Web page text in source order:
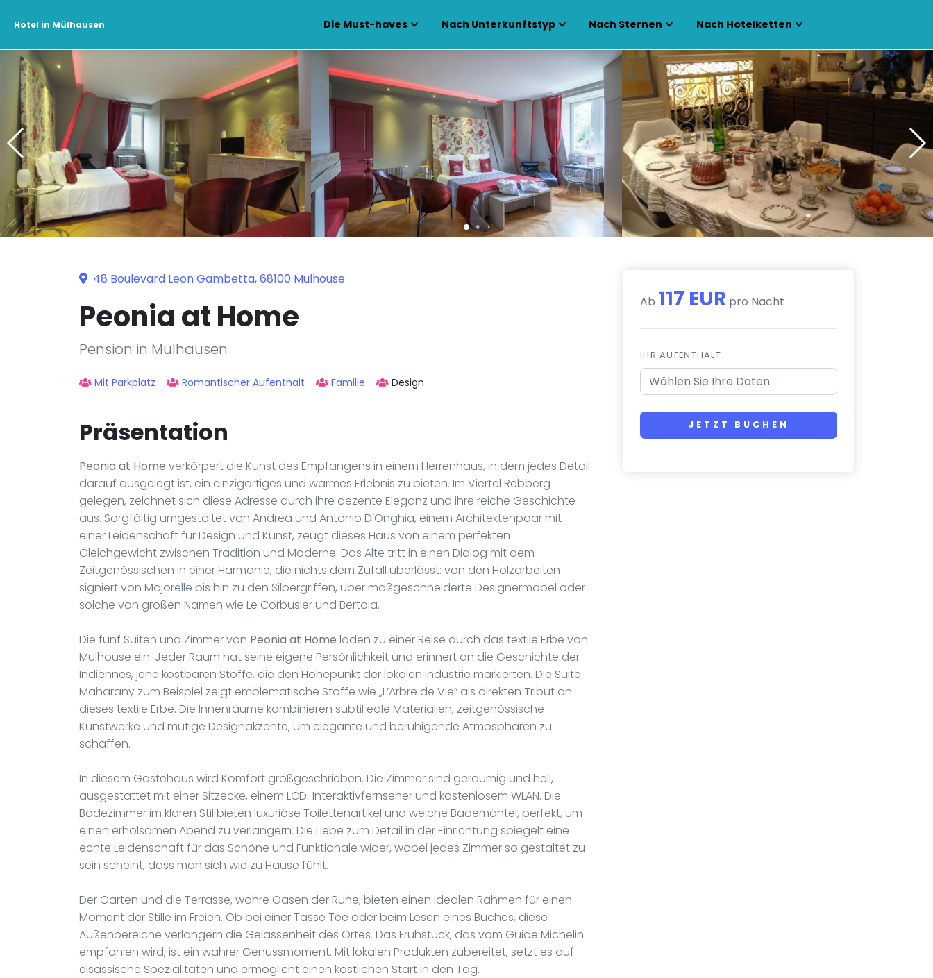
Hotel in Mülhausen Die Must-haves Nach Unterkunftstyp Nach Sternen Nach Hotelketten
48 Boulevard Leon Gambetta, 68100 Mulhouse
Peonia at Home
Pension in Mülhausen
Mit Parkplatz Romantischer Aufenthalt Familie Design
Präsentation
Peonia at Home verkörpert die Kunst des Empfangens in einem Herrenhaus, in dem jedes Detail
darauf ausgelegt ist, ein einzigartiges und warmes Erlebnis zu bieten. Im Viertel Rebberg
gelegen, zeichnet sich diese Adresse durch ihre dezente Eleganz und ihre reiche Geschichte
aus. Sorgfältig umgestaltet von Andrea und Antonio D’Onghia, einem Architektenpaar mit
einer Leidenschaft für Design und Kunst, zeugt dieses Haus von einem perfekten
Gleichgewicht zwischen Tradition und Moderne. Das Alte tritt in einen Dialog mit dem
Zeitgenössischen in einer Harmonie, die nichts dem Zufall überlässt: von den Holzarbeiten
signiert von Majorelle bis hin zu den Silbergriffen, über maßgeschneiderte Designermöbel oder
solche von großen Namen wie Le Corbusier und Bertoia.
Die fünf Suiten und Zimmer von Peonia at Home laden zu einer Reise durch das textile Erbe von
Mulhouse ein. Jeder Raum hat seine eigene Persönlichkeit und erinnert an die Geschichte der
Indiennes, jene kostbaren Stoffe, die den Höhepunkt der lokalen Industrie markierten. Die Suite
Maharany zum Beispiel zeigt emblematische Stoffe wie „L’Arbre de Vie“ als direkten Tribut an
dieses textile Erbe. Die Innenräume kombinieren subtil edle Materialien, zeitgenössische
Kunstwerke und mutige Designakzente, um elegante und beruhigende Atmosphären zu
schaffen.
In diesem Gästehaus wird Komfort großgeschrieben. Die Zimmer sind geräumig und hell,
ausgestattet mit einer Sitzecke, einem LCD-Interaktivfernseher und kostenlosem WLAN. Die
Badezimmer im klaren Stil bieten luxuriöse Toilettenartikel und weiche Bademäntel, perfekt, um
einen erholsamen Abend zu verlängern. Die Liebe zum Detail in der Einrichtung spiegelt eine
echte Leidenschaft für das Schöne und Funktionale wider, wobei jedes Zimmer so gestaltet zu
sein scheint, dass man sich wie zu Hause fühlt.
Der Garten und die Terrasse, wahre Oasen der Ruhe, bieten einen idealen Rahmen für einen
Moment der Stille im Freien. Ob bei einer Tasse Tee oder beim Lesen eines Buches, diese
Außenbereiche verlängern die Gelassenheit des Ortes. Das Frühstück, das vom Guide Michelin
empfohlen wird, ist ein wahrer Genussmoment. Mit lokalen Produkten zubereitet, setzt es auf
elsässische Spezialitäten und ermöglicht einen köstlichen Start in den Tag.
Ab 117 EUR pro Nacht
IHR AUFENTHALT
JETZT BUCHEN